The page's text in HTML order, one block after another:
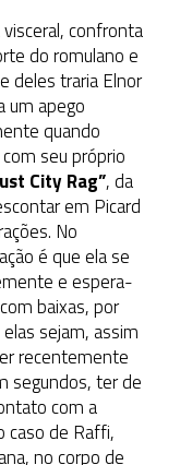
confronta
do romulano e
deles traria Elnor
um apego
quando
seu próprio
City Rag”, da
em Picard
No
é que ela se
e espera-
baixas, por
sejam, assim
recentemente
segundos, ter de
com a
caso de Raffi,
no corpo de